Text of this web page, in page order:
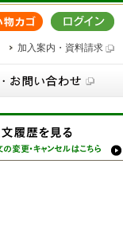
加入案内・資料請求